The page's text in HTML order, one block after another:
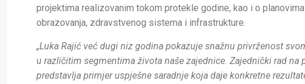
projektima realizovanim tokom protekle godine, kao i o
obrazovanja, zdravstvenog sistema i infrastrukture.
„Luka Rajić već dugi niz godina pokazuje snažnu privrženost
u različitim segmentima života naše zajednice. Zajednički rad
predstavlja primjer uspješne saradnje koja daje konkretne